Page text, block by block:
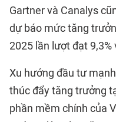
Gartner và Canalys
dự báo mức tăng
2025 lần lượt đạt 9,3%
Xu hướng đầu tư
thúc đẩy tăng trưởng
phần mềm chính của